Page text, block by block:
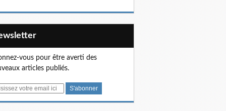
vous pour être averti des
articles publiés.